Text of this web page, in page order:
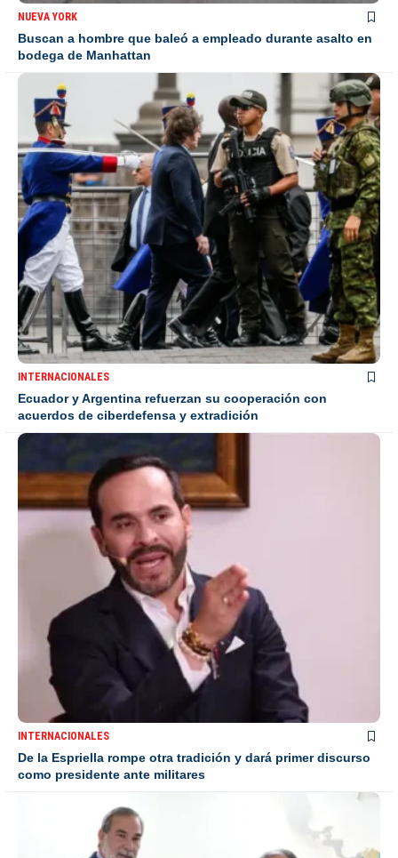
NUEVA YORK
Buscan a hombre que baleó a empleado durante asalto en
bodega de Manhattan
INTERNACIONALES
Ecuador y Argentina refuerzan su cooperación con
acuerdos de ciberdefensa y extradición
INTERNACIONALES
De la Espriella rompe otra tradición y dará primer discurso
como presidente ante militares